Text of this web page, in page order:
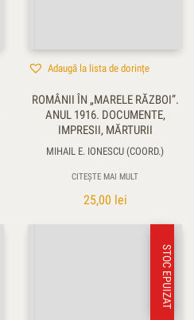
Adaugă la lista de dorințe
ROMÂNII ÎN „MARELE RĂZBOI”.
ANUL 1916. DOCUMENTE,
IMPRESII, MĂRTURII
MIHAIL E. IONESCU (COORD.)
CITEȘTE MAI MULT
25,00 lei
STOC EPUIZAT